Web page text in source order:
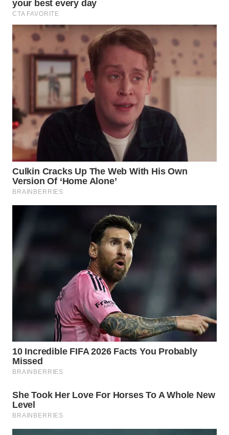
DANAU
TOBA
NIAS
WN
LANGKAT
WN
TAPANULI
SELATAN
WN
TANJUNG
LESUNG
SIMALUNGUN
LABUHANBATU
TAPANULI
TENGAH
SERDANG
WN
TEBING